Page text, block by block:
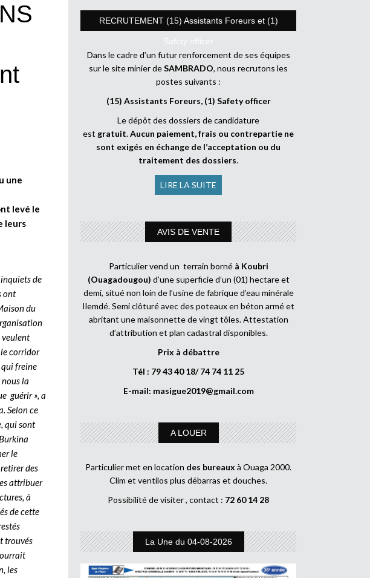
une
levé le
leurs
de
ont
du
veulent
corridor
freine
la
guérir », a
Selon ce
qui sont
le
des
attribuer
à
de cette
trouvés
les
RECRUTEMENT (15) Assistants Foreurs et (1)
Safety officer
Dans le cadre d’un futur renforcement de ses équipes
sur le site minier deSAMBRADO, nous recrutons les
postes suivants :
(15) Assistants Foreurs, (1) Safety officer
Le dépôt des dossiers de candidature
est gratuit.Aucun paiement, frais ou contrepartie ne
sont exigés en échange de l’acceptation ou du
traitement des dossiers.
LIRE LA SUITE
AVIS DE VENTE
Particulier vend un terrain borné à Koubri
(Ouagadougou) d’une superficie d’un (01) hectare et
demi, situé non loin de l’usine de fabrique d’eau minérale
Ilemdé. Semi clôturé avec des poteaux en béton armé et
abritant une maisonnette de vingt tôles. Attestation
d’attribution et plan cadastral disponibles.
Prix à débattre
Tél : 79 43 40 18/ 74 74 11 25
E-mail: masigue2019@gmail.com
A LOUER
Particulier met en location des bureaux à Ouaga 2000.
Clim et ventilos plus débarras et douches.
Possibilité de visiter , contact : 72 60 14 28
La Une du 04-08-2026